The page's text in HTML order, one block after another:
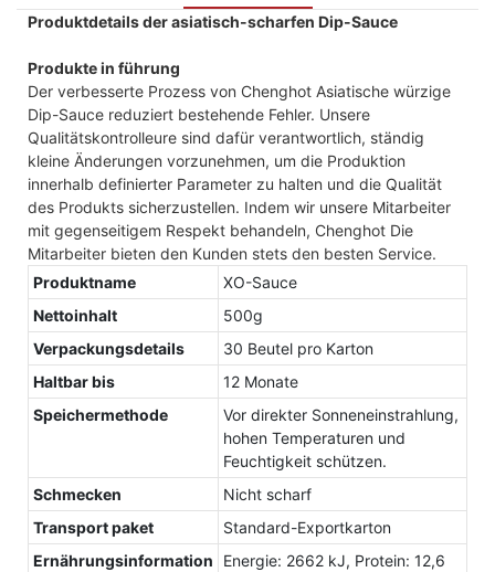
Produktdetails der asiatisch-scharfen Dip-Sauce
Produkte in führung
Der verbesserte Prozess von Chenghot Asiatische würzige
Dip-Sauce reduziert bestehende Fehler. Unsere
Qualitätskontrolleure sind dafür verantwortlich, ständig
kleine Änderungen vorzunehmen, um die Produktion
innerhalb definierter Parameter zu halten und die Qualität
des Produkts sicherzustellen. Indem wir unsere Mitarbeiter
mit gegenseitigem Respekt behandeln, Chenghot Die
Mitarbeiter bieten den Kunden stets den besten Service.
Produktname
XO-Sauce
Nettoinhalt
500g
Verpackungsdetails
30 Beutel pro Karton
Haltbar bis
12 Monate
Speichermethode
Vor direkter Sonneneinstrahlung,
hohen Temperaturen und
Feuchtigkeit schützen.
Schmecken
Nicht scharf
Transport paket
Standard-Exportkarton
Ernährungsinformation
Energie: 2662 kJ, Protein: 12,6